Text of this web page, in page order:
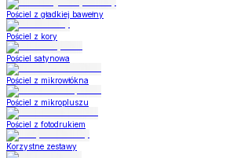
Pościel z gładkiej bawełny
Pościel z kory
Pościel satynowa
Pościel z mikrowłókna
Pościel z mikropluszu
Pościel z fotodrukiem
Korzystne zestawy